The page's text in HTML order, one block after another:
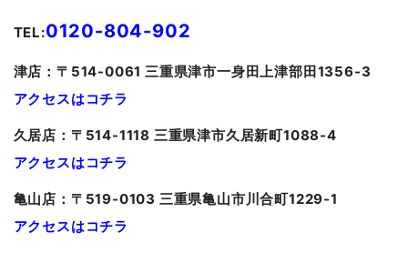
TEL:0120-804-902
津店：〒514-0061 三重県津市一身田上津部田1356-3
アクセスはコチラ
久居店：〒514-1118 三重県津市久居新町1088-4
アクセスはコチラ
亀山店：〒519-0103 三重県亀山市川合町1229-1
アクセスはコチラ